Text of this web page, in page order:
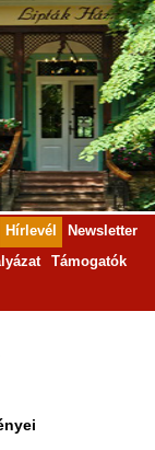
Hírlevél
Newsletter
Támogatók